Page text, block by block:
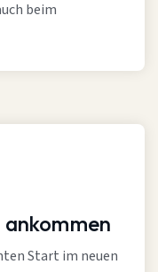
beim
Start im neuen